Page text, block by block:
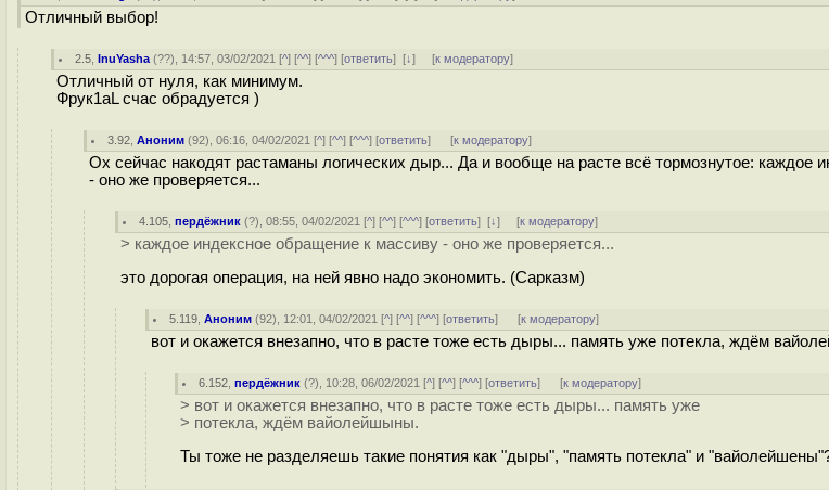
Отличный выбор!
2.5 ,InuYasha (??), 14:57, 03/02/2021 [^] [^^] [^^^] [ответить][↓] [к модератору]
Отличный от нуля, как минимум.
Фрук1аL счас обрадуется )
3.92 ,Аноним (92), 06:16, 04/02/2021 [^] [^^] [^^^] [ответить] [к модератору]
Ох сейчас накодят растаманы логических дыр... Да и вообще на расте всё тормознутое: каждое
- оно же проверяется...
4.105 ,пердёжник (?), 08:55, 04/02/2021 [^] [^^] [^^^] [ответить][↓] [к модератору]
> каждое индексное обращение к массиву - оно же проверяется...
это дорогая операция, на ней явно надо экономить. (Сарказм)
5.119 ,Аноним (92), 12:01, 04/02/2021 [^] [^^] [^^^] [ответить] [к модератору]
вот и окажется внезапно, что в расте тоже есть дыры... память уже потекла, ждём
6.152 ,пердёжник (?), 10:28, 06/02/2021 [^] [^^] [^^^] [ответить] [к модератору]
> вот и окажется внезапно, что в расте тоже есть дыры... память уже
> потекла, ждём вайолейшыны.
Ты тоже не разделяешь такие понятия как "дыры", "память потекла" и